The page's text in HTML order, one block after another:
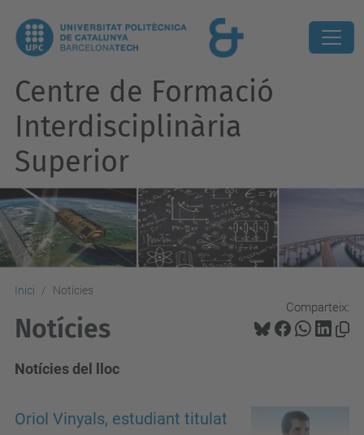
Centre de Formació
Interdisciplinària
Superior
Inici Notícies
Comparteix:
Notícies
Notícies del lloc
Oriol Vinyals, estudiant titulat